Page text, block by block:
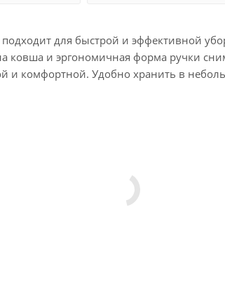
для быстрой и эффективной
ковша и эргономичная форма ручки
и комфортной. Удобно хранить в